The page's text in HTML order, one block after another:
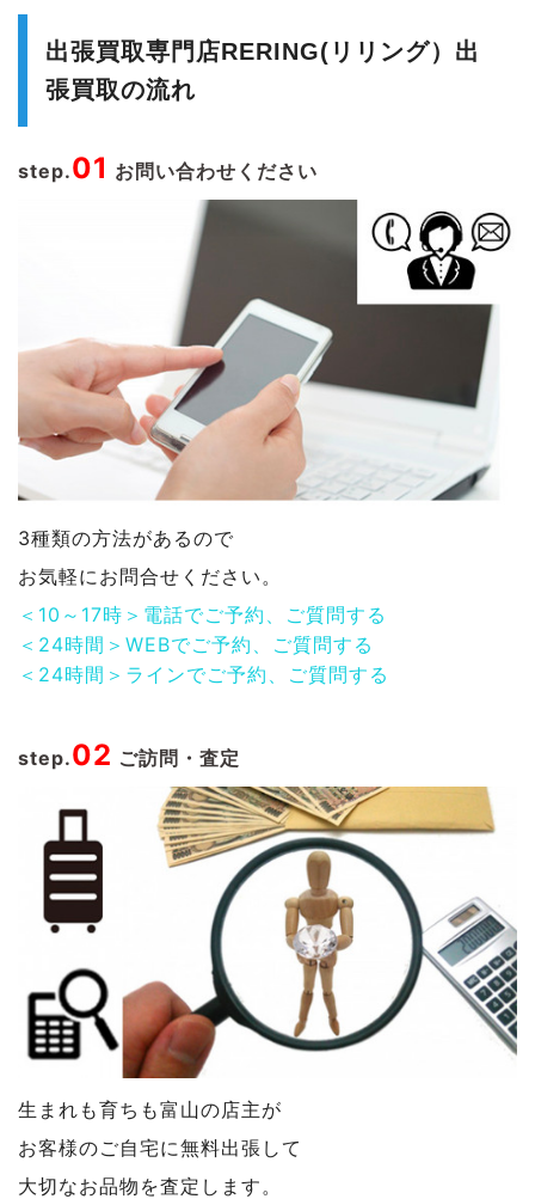
出張買取専門店RERING(リリング）出
張買取の流れ
step.01 お問い合わせください
3種類の方法があるので
お気軽にお問合せください。
＜10～17時＞電話でご予約、ご質問する
＜24時間＞WEBでご予約、ご質問する
＜24時間＞ラインでご予約、ご質問する
step.02 ご訪問・査定
生まれも育ちも富山の店主が
お客様のご自宅に無料出張して
大切なお品物を査定します。